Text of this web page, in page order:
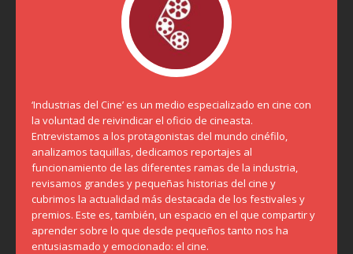
‘Industrias del Cine’ es un medio especializado en cine con
la voluntad de reivindicar el oficio de cineasta.
Entrevistamos a los protagonistas del mundo cinéfilo,
analizamos taquillas, dedicamos reportajes al
funcionamiento de las diferentes ramas de la industria,
revisamos grandes y pequeñas historias del cine y
cubrimos la actualidad más destacada de los festivales y
premios. Este es, también, un espacio en el que compartir y
aprender sobre lo que desde pequeños tanto nos ha
entusiasmado y emocionado: el cine.